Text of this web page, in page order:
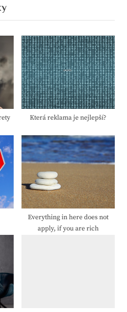
t
P
:
Která reklama je nejlepší?
Everything in here does not
apply, if you are rich